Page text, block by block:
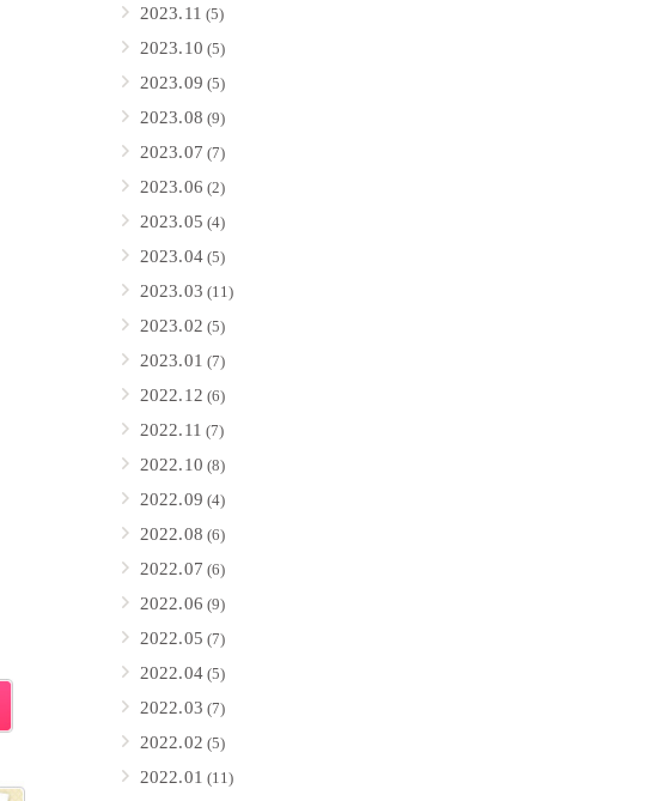
2023.11 (5)
2023.10 (5)
2023.09 (5)
2023.08 (9)
2023.07 (7)
2023.06 (2)
2023.05 (4)
2023.04(5)
2023.03 (11)
2023.02 (5)
2023.01 (7)
2022.12 (6)
2022.11 (7)
2022.10 (8)
2022.09 (4)
2022.08 (6)
2022.07 (6)
2022.06 (9)
2022.05 (7)
2022.04(5)
2022.03 (7)
2022.02 (5)
2022.01 (11)